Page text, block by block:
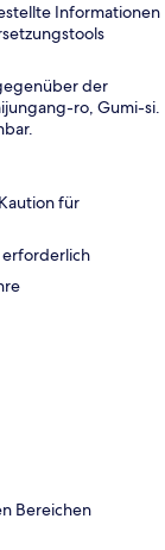
Informationen
der
ro, Gumi-si.
für
erforderlich
Bereichen